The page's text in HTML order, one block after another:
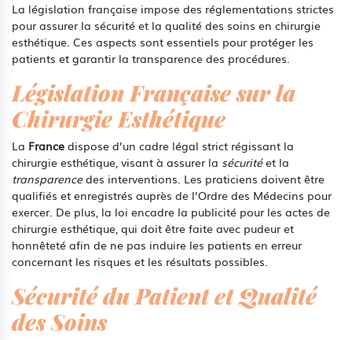
La législation française impose des réglementations strictes
pour assurer la sécurité et la qualité des soins en chirurgie
esthétique. Ces aspects sont essentiels pour protéger les
patients et garantir la transparence des procédures.
Législation Française sur la
Chirurgie Esthétique
La France dispose d’un cadre légal strict régissant la
chirurgie esthétique, visant à assurer la sécuritéet la
transparencedes interventions. Les praticiens doivent être
qualifiés et enregistrés auprès de l’Ordre des Médecins pour
exercer. De plus, la loi encadre la publicité pour les actes de
chirurgie esthétique, qui doit être faite avec pudeur et
honnêteté afin de ne pas induire les patients en erreur
concernant les risques et les résultats possibles.
Sécurité du Patient et Qualité
des Soins